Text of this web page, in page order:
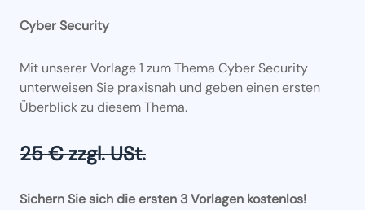
Cyber Security
Mit unserer Vorlage 1 zum Thema Cyber Security
unterweisen Sie praxisnah und geben einen ersten
Überblick zu diesem Thema.
25 € zzgl. USt.
Sichern Sie sich die ersten 3 Vorlagen kostenlos!